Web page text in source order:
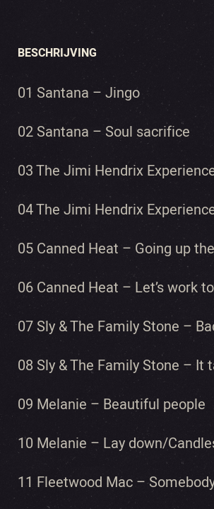
BESCHRIJVING
01 Santana – Jingo
02 Santana – Soul sacrifice
03 The Jimi Hendrix
04 The Jimi Hendrix
05 Canned Heat – Going up
06 Canned Heat – Let’s work
07 Sly & The Family Stone –
08 Sly & The Family Stone – It
09 Melanie – Beautiful people
10 Melanie – Lay down/
11 Fleetwood Mac –